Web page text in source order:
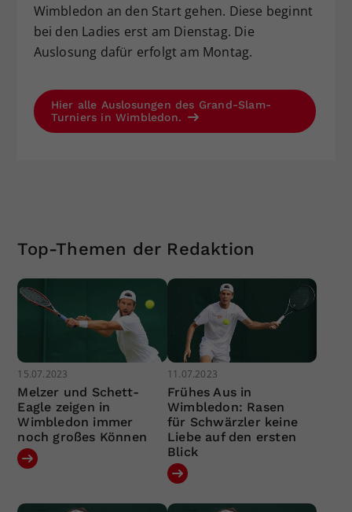
Wimbledon an den Start gehen. Diese beginnt
bei den Ladies erst am Dienstag. Die
Auslosung dafür erfolgt am Montag.
Hier alle Auslosungen des Grand-Slam-
Turniers in Wimbledon.
Top-Themen der Redaktion
15.07.2023
Melzer und Schett-
Eagle zeigen in
Wimbledon immer
noch großes Können
11.07.2023
Frühes Aus in
Wimbledon: Rasen
für Schwärzler keine
Liebe auf den ersten
Blick